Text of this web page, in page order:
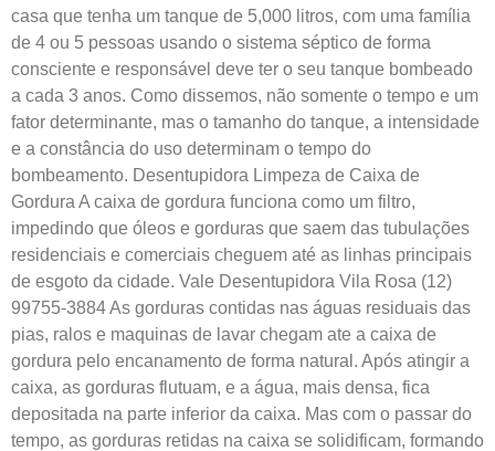
casa que tenha um tanque de 5,000 litros, com uma família
de 4 ou 5 pessoas usando o sistema séptico de forma
consciente e responsável deve ter o seu tanque bombeado
a cada 3 anos. Como dissemos, não somente o tempo e um
fator determinante, mas o tamanho do tanque, a intensidade
e a constância do uso determinam o tempo do
bombeamento. Desentupidora Limpeza de Caixa de
Gordura A caixa de gordura funciona como um filtro,
impedindo que óleos e gorduras que saem das tubulações
residenciais e comerciais cheguem até as linhas principais
de esgoto da cidade. Vale Desentupidora Vila Rosa (12)
99755-3884 As gorduras contidas nas águas residuais das
pias, ralos e maquinas de lavar chegam ate a caixa de
gordura pelo encanamento de forma natural. Após atingir a
caixa, as gorduras flutuam, e a água, mais densa, fica
depositada na parte inferior da caixa. Mas com o passar do
tempo, as gorduras retidas na caixa se solidificam, formando